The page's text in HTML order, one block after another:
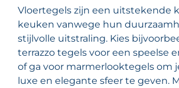
Vloertegels zijn een uitstekende
keuken vanwege hun
stijlvolle uitstraling. Kies
terrazzo tegels voor een speelse
of ga voor marmerlooktegels om
luxe en elegante sfeer te geven.